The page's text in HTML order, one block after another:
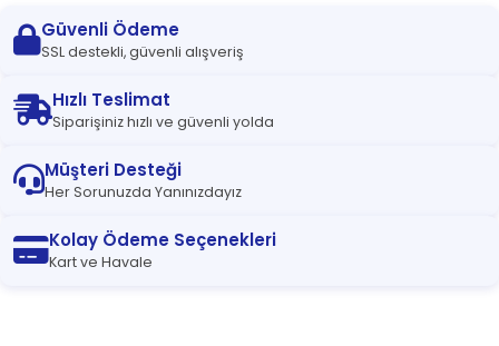
Güvenli Ödeme
SSL destekli, güvenli alışveriş
Hızlı Teslimat
Siparişiniz hızlı ve güvenli yolda
Müşteri Desteği
Her Sorunuzda Yanınızdayız
Kolay Ödeme Seçenekleri
Kart ve Havale